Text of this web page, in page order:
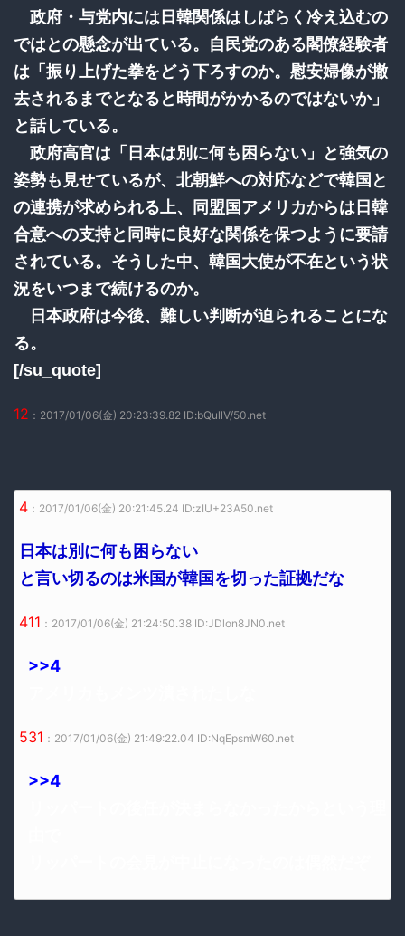
政府・与党内には日韓関係はしばらく冷え込むの
ではとの懸念が出ている。自民党のある閣僚経験者
は「振り上げた拳をどう下ろすのか。慰安婦像が撤
去されるまでとなると時間がかかるのではないか」
と話している。
政府高官は「日本は別に何も困らない」と強気の
姿勢も見せているが、北朝鮮への対応などで韓国と
の連携が求められる上、同盟国アメリカからは日韓
合意への支持と同時に良好な関係を保つように要請
されている。そうした中、韓国大使が不在という状
況をいつまで続けるのか。
日本政府は今後、難しい判断が迫られることにな
る。
[/su_quote]
12 ：2017/01/06(金) 20:23:39.82 ID:bQullV/50.net
4 ：2017/01/06(金) 20:21:45.24 ID:zIU+23A50.net
日本は別に何も困らない
と言い切るのは米国が韓国を切った証拠だな
411 ：2017/01/06(金) 21:24:50.38 ID:JDlon8JN0.net
>>4
531 ：2017/01/06(金) 21:49:22.04 ID:NqEpsmW60.net
>>4